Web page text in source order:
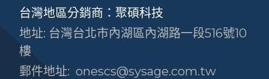
台灣地區分銷商：聚碩科技
地址: 台灣台北市內湖區內湖路一段516號10
樓
郵件地址: onescs@sysage.com.tw